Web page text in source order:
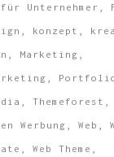
für Unternehmer
konzept
Marketing
Themeforest
Werbung Web
Web Theme